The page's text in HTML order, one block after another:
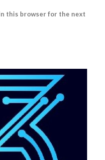
this browser for the next